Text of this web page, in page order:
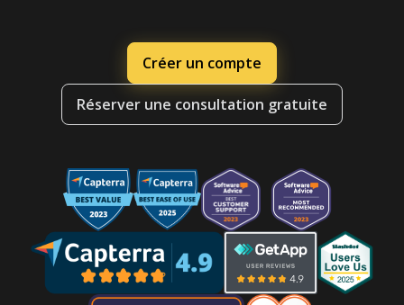
Créer un compte
Réserver une consultation gratuite